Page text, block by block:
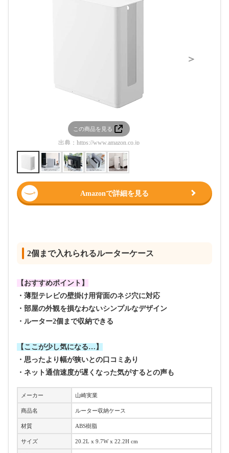
この商品を見る
出典： https://www.amazon.co.jp
＞
Amazonで詳細を見る
2個まで入れられるルーターケース
【おすすめポイント】
・薄型テレビの壁掛け用背面のネジ穴に対応
・部屋の外観を損なわないシンプルなデザイン
・ルーター2個まで収納できる
【ここが少し気になる…】
・思ったより幅が狭いとの口コミあり
・ネット通信速度が遅くなった気がするとの声も
メーカー 山崎実業
商品名 ルーター収納ケース
材質 ABS樹脂
サイズ 20.2L x 9.7W x 22.2H cm